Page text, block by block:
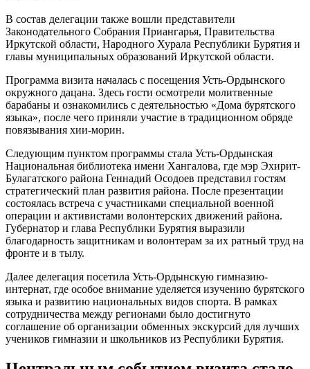
В состав делегации также вошли представители
Законодательного Собрания Приангарья, Правительства
Иркутской области, Народного Хурала Республики Бурятия и
главы муниципальных образований Иркутской области.
Программа визита началась с посещения Усть-Ордынского
окружного дацана. Здесь гости осмотрели молитвенные
барабаны и ознакомились с деятельностью «Дома бурятского
языка», после чего приняли участие в традиционном обряде
повязывания хии-морин.
Следующим пунктом программы стала Усть-Ордынская
Национальная библиотека имени Хангалова, где мэр Эхирит-
Булагатского района Геннадий Осодоев представил гостям
стратегический план развития района. После презентации
состоялась встреча с участниками специальной военной
операции и активистами волонтерских движений района.
Губернатор и глава Республики Бурятия выразили
благодарность защитникам и волонтерам за их ратный труд на
фронте и в тылу.
Далее делегация посетила Усть-Ордынскую гимназию-
интернат, где особое внимание уделяется изучению бурятского
языка и развитию национальных видов спорта. В рамках
сотрудничества между регионами было достигнуто
соглашение об организации обменных экскурсий для лучших
учеников гимназии и школьников из Республики Бурятия.